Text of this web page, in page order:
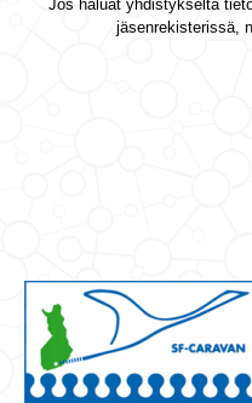
Jos haluat yhdistykseltä
jäsenrekisterissä,